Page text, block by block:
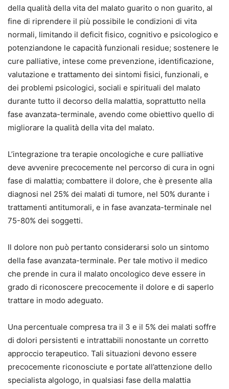
della qualità della vita del malato guarito o non guarito, al
fine di riprendere il più possibile le condizioni di vita
normali, limitando il deficit fisico, cognitivo e psicologico e
potenziandone le capacità funzionali residue; sostenere le
cure palliative, intese come prevenzione, identificazione,
valutazione e trattamento dei sintomi fisici, funzionali, e
dei problemi psicologici, sociali e spirituali del malato
durante tutto il decorso della malattia, soprattutto nella
fase avanzata-terminale, avendo come obiettivo quello di
migliorare la qualità della vita del malato.
L’integrazione tra terapie oncologiche e cure palliative
deve avvenire precocemente nel percorso di cura in ogni
fase di malattia; combattere il dolore, che è presente alla
diagnosi nel 25% dei malati di tumore, nel 50% durante i
trattamenti antitumorali, e in fase avanzata-terminale nel
75-80% dei soggetti.
Il dolore non può pertanto considerarsi solo un sintomo
della fase avanzata-terminale. Per tale motivo il medico
che prende in cura il malato oncologico deve essere in
grado di riconoscere precocemente il dolore e di saperlo
trattare in modo adeguato.
Una percentuale compresa tra il 3 e il 5% dei malati soffre
di dolori persistenti e intrattabili nonostante un corretto
approccio terapeutico. Tali situazioni devono essere
precocemente riconosciute e portate all’attenzione dello
specialista algologo, in qualsiasi fase della malattia